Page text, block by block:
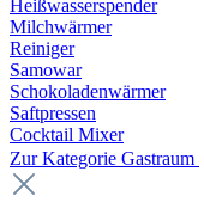
Heißwasserspender
Milchwärmer
Reiniger
Samowar
Schokoladenwärmer
Saftpressen
Cocktail Mixer
Zur Kategorie Gastraum